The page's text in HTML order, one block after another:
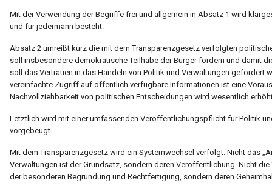
Mit der Verwendung der Begriffe frei und allgemein in Absatz 1 wird
und für jedermann besteht.
Absatz 2 umreißt kurz die mit dem Transparenzgesetz verfolgten
soll insbesondere demokratische Teilhabe der Bürger fördern und damit
soll das Vertrauen in das Handeln von Politik und Verwaltungen gefördert
vereinfachte Zugriff auf öffentlich verfügbare Informationen ist eine
Nachvollziehbarkeit von politischen Entscheidungen wird wesentlich
Letztlich wird mit einer umfassenden Veröffentlichungspflicht für Politik
vorgebeugt.
Mit dem Transparenzgesetz wird ein Systemwechsel verfolgt. Nicht das
Verwaltungen ist der Grundsatz, sondern deren Veröffentlichung. Nicht
der besonderen Begründung und Rechtfertigung, sondern deren